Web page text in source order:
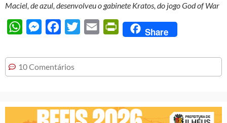
Maciel, de azul, desenvolveu o gabinete Kratos, do jogo God of War
WhatsAppMessengerFacebook
Twitter Email PrintFriendly
Share
10 Comentários